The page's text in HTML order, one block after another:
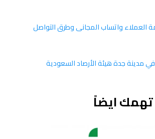
واتساب المجانى وطرق التواصل
في مدينة جدة هيئة الأرصاد السعودية
ايضاً